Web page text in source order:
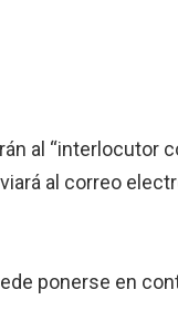
al “interlocutor
al correo
ponerse en